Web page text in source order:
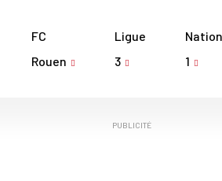
FC
Rouen
Ligue
3
1
PUBLICITÉ